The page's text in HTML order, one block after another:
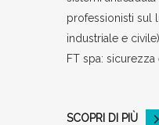
professionisti sul
industriale e civile).
FT spa:
SCOPRI DI PIÙ